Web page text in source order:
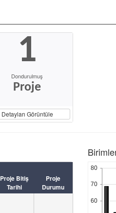
1
Dondurulmuş
Proje
Detayları Görüntüle
Proje Bitiş
Tarihi
Proje
Durumu
60
70
80